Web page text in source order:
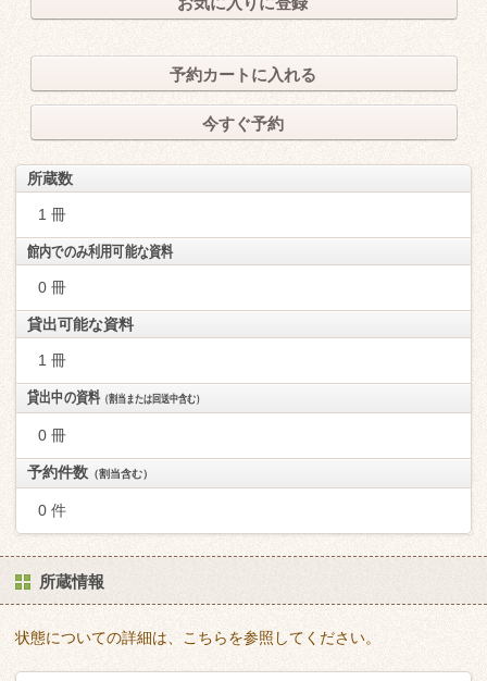
予約カートに入れる
今すぐ予約
所蔵数
1 冊
館内でのみ利用可能な資料
0 冊
貸出可能な資料
1 冊
貸出中の資料（割当または回送中含む）
0 冊
予約件数 （割当含む）
0 件
所蔵情報
状態についての詳細は、こちらを参照してください。